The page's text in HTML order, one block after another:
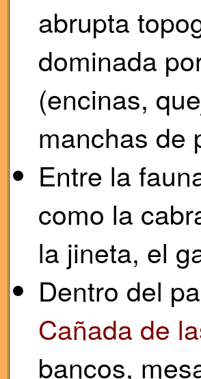
abrupta
dominada
(encinas,
manchas de
Entre la
como la
la jineta, el
Dentro del
Cañada de
bancos,